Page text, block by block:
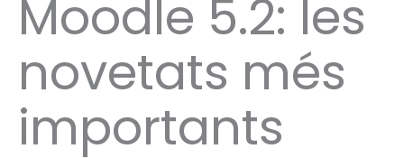
Moodle 5.2: les
novetats més
importants